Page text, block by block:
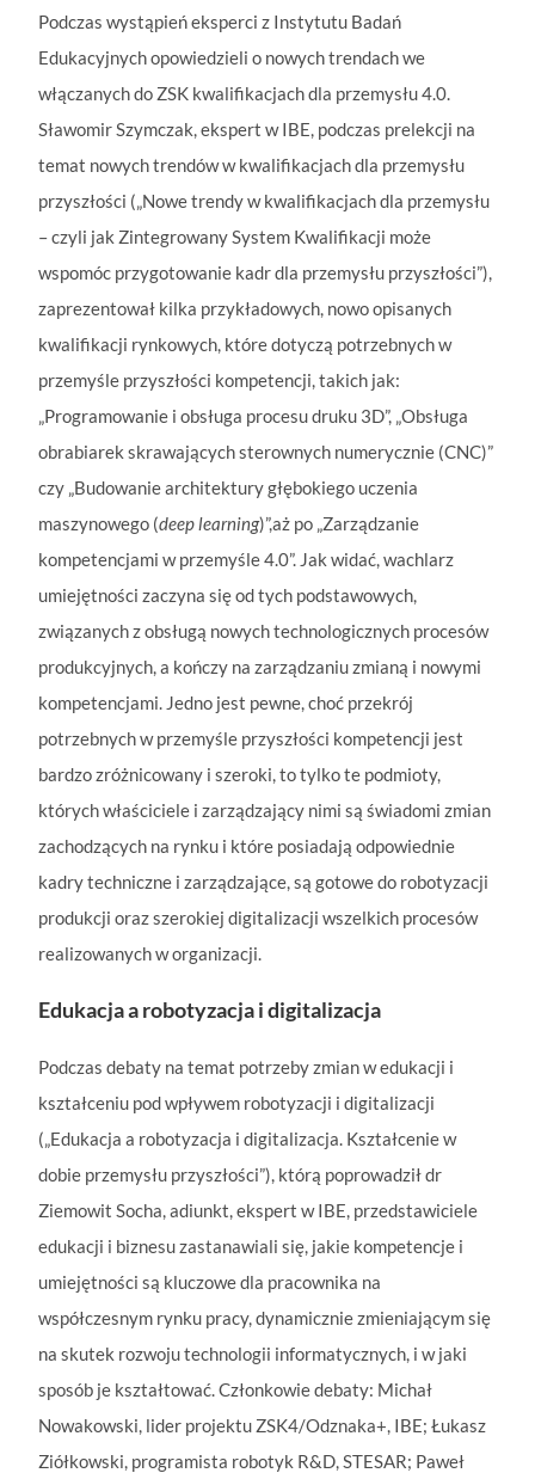
Podczas wystąpień eksperci z Instytutu Badań
Edukacyjnych opowiedzieli o nowych trendach we
włączanych do ZSK kwalifikacjach dla przemysłu 4.0.
Sławomir Szymczak, ekspert w IBE, podczas prelekcji na
temat nowych trendów w kwalifikacjach dla przemysłu
przyszłości („Nowe trendy w kwalifikacjach dla przemysłu
– czyli jak Zintegrowany System Kwalifikacji może
wspomóc przygotowanie kadr dla przemysłu przyszłości”),
zaprezentował kilka przykładowych, nowo opisanych
kwalifikacji rynkowych, które dotyczą potrzebnych w
przemyśle przyszłości kompetencji, takich jak:
„Programowanie i obsługa procesu druku 3D”, „Obsługa
obrabiarek skrawających sterownych numerycznie (CNC)”
czy „Budowanie architektury głębokiego uczenia
maszynowego (deep learning)”,aż po „Zarządzanie
kompetencjami w przemyśle 4.0”. Jak widać, wachlarz
umiejętności zaczyna się od tych podstawowych,
związanych z obsługą nowych technologicznych procesów
produkcyjnych, a kończy na zarządzaniu zmianą i nowymi
kompetencjami. Jedno jest pewne, choć przekrój
potrzebnych w przemyśle przyszłości kompetencji jest
bardzo zróżnicowany i szeroki, to tylko te podmioty,
których właściciele i zarządzający nimi są świadomi zmian
zachodzących na rynku i które posiadają odpowiednie
kadry techniczne i zarządzające, są gotowe do robotyzacji
produkcji oraz szerokiej digitalizacji wszelkich procesów
realizowanych w organizacji.
Edukacja a robotyzacja i digitalizacja
Podczas debaty na temat potrzeby zmian w edukacji i
kształceniu pod wpływem robotyzacji i digitalizacji
(„Edukacja a robotyzacja i digitalizacja. Kształcenie w
dobie przemysłu przyszłości”), którą poprowadził dr
Ziemowit Socha, adiunkt, ekspert w IBE, przedstawiciele
edukacji i biznesu zastanawiali się, jakie kompetencje i
umiejętności są kluczowe dla pracownika na
współczesnym rynku pracy, dynamicznie zmieniającym się
na skutek rozwoju technologii informatycznych, i w jaki
sposób je kształtować. Członkowie debaty: Michał
Nowakowski, lider projektu ZSK4/Odznaka+, IBE; Łukasz
Ziółkowski, programista robotyk R&D, STESAR; Paweł